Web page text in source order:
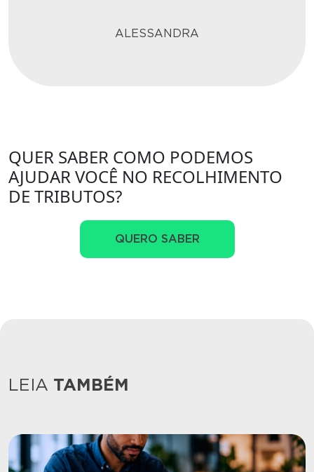
ALESSANDRA
QUER SABER COMO PODEMOS
AJUDAR VOCÊ NO RECOLHIMENTO
DE TRIBUTOS?
QUERO SABER
LEIA TAMBÉM